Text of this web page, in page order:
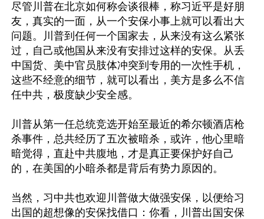
尽管川普在北京如何称会谈很棒，称习近平是好朋
友，真实的一面，从一个安保小事上就可以看出大
问题。川普到任何一个国家去，从来没有这么紧张
过，自己或他国从来没有安排过这样的安保。从丢
中国货、美中官员肢体冲突到专用的一次性手机，
这些不经意的细节，就可以看出，美方是多么不信
任中共，极度缺少安全感。
川普从第一任总统竞选开始至最近的希尔顿酒店枪
杀事件，总共经历了五次被暗杀，或许，他心里暗
暗觉得，直赴中共腹地，才是真正要保护好自己
的，在美国的小暗杀都是背后有势力原因的。
当然，习中共也欢迎川普做大做强安保，以便给习
出国的超想像的安保找借口：你看，川普出国安保